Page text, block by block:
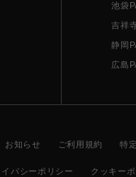
池袋
吉祥
静岡
広島
お知らせ ご利用規約 特
イバシーポリシー クッキー